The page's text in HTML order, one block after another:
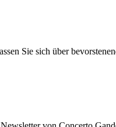
Sie sich über